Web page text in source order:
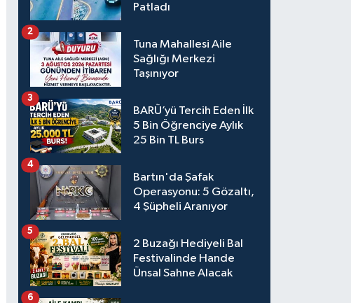
Patladı
Tuna Mahallesi Aile
Sağlığı Merkezi
Taşınıyor
2
BARÜ’yü Tercih Eden İlk
5 Bin Öğrenciye Aylık
25 Bin TL Burs
3
Bartın'da Şafak
Operasyonu: 5 Gözaltı,
4 Şüpheli Aranıyor
4
2 Buzağı Hediyeli Bal
Festivalinde Hande
Ünsal Sahne Alacak
5
6